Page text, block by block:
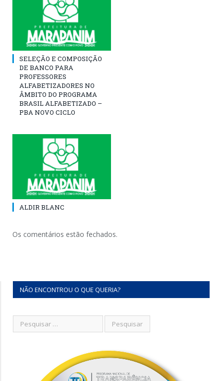
SELEÇÃO E COMPOSIÇÃO
DE BANCO PARA
PROFESSORES
ALFABETIZADORES NO
ÂMBITO DO PROGRAMA
BRASIL ALFABETIZADO –
PBA NOVO CICLO
ALDIR BLANC
Os comentários estão fechados.
NÃO ENCONTROU O QUE QUERIA?